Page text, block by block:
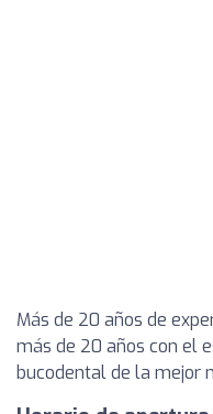
Más de 20 años de
más de 20 años con el
bucodental de la mejor